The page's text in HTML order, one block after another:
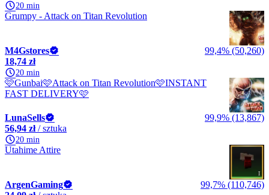
20 min
Grumpy - Attack on Titan Revolution
M4Gstores
99,4% (50,260)
18,74 zł
20 min
🩷Gunbai🩷Attack on Titan Revolution🩷INSTANT
FAST DELIVERY🩷
LunaSells
99,9% (13,867)
56,94 zł/ sztuka
20 min
Utahime Attire
ArgenGaming
99,7% (110,746)